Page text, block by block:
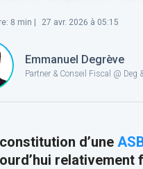
: 8 min | 27 avr. 2026 à 05:15
Emmanuel Degrève
Partner & Conseil Fiscal @ Deg
d’une
relativement